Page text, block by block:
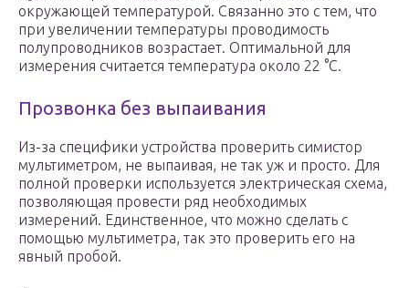
окружающей температурой. Связанно это с тем, что
при увеличении температуры проводимость
полупроводников возрастает. Оптимальной для
измерения считается температура около 22 °C.
Прозвонка без выпаивания
Из-за специфики устройства проверить симистор
мультиметром, не выпаивая, не так уж и просто. Для
полной проверки используется электрическая схема,
позволяющая провести ряд необходимых
измерений. Единственное, что можно сделать с
помощью мультиметра, так это проверить его на
явный пробой.